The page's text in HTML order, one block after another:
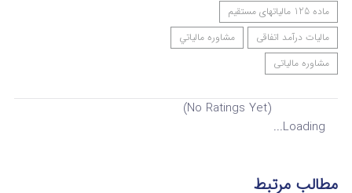
ماده 125 مالیاتهای مستقیم
مالیات درآمد اتفاقی
مشاوره مالياتي
مشاوره مالیاتی
(No Ratings Yet)
Loading...
مطالب مرتبط